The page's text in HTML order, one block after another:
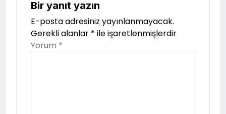
Bir yanıt yazın
E-posta adresiniz yayınlanmayacak.
Gerekli alanlar * ile işaretlenmişlerdir
Yorum *